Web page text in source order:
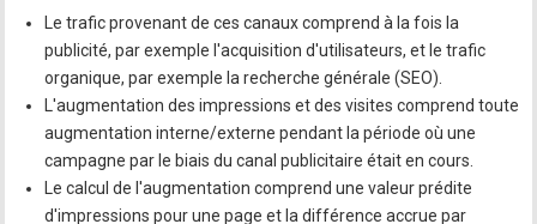
Le trafic provenant de ces canaux comprend à la fois la
publicité, par exemple l'acquisition d'utilisateurs, et le trafic
organique, par exemple la recherche générale (SEO).
L'augmentation des impressions et des visites comprend toute
augmentation interne/externe pendant la période où une
campagne par le biais du canal publicitaire était en cours.
Le calcul de l'augmentation comprend une valeur prédite
d'impressions pour une page et la différence accrue par